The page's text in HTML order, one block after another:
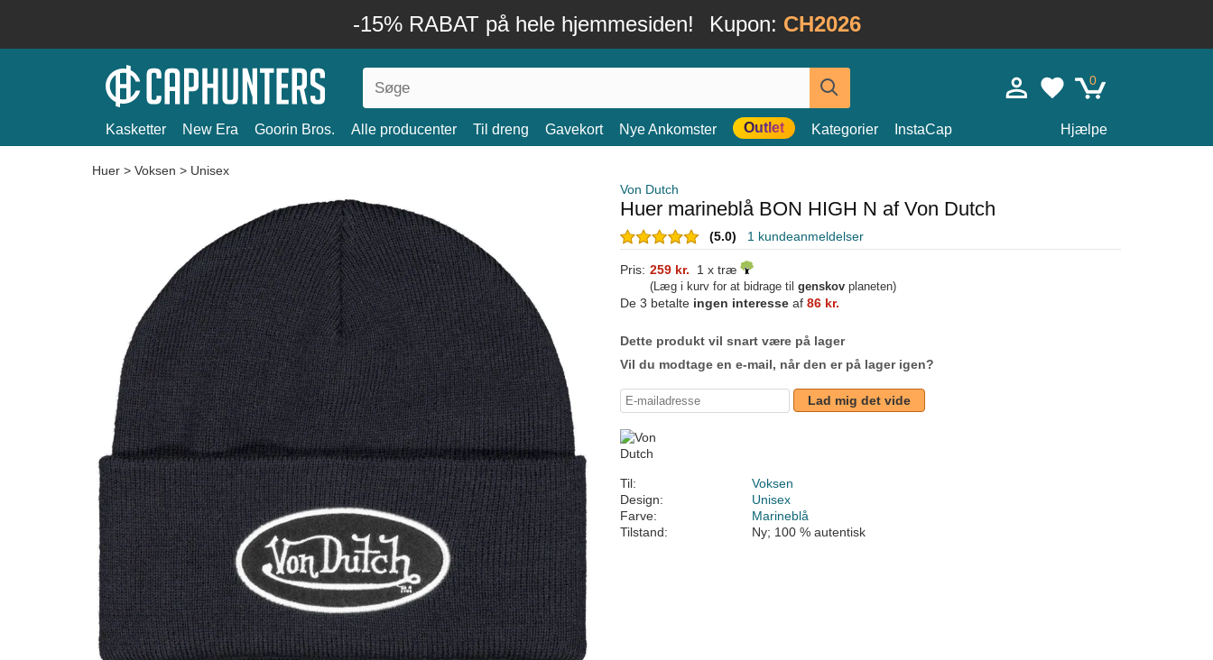
-15% RABAT på hele hjemmesiden! Kupon: CH2026
0
Kasketter New Era Goorin Bros. Alle producenter Til dreng Gavekort Nye Ankomster Outlet Kategorier InstaCap Hjælpe
Huer > Voksen > Unisex
Von Dutch
Huer marineblå BON HIGH N af Von Dutch
(5.0) 1 kundeanmeldelser
Pris: 259 kr. 1 x træ
(Læg i kurv for at bidrage til genskov planeten)
De 3 betalte ingen interesse af 86 kr.
Dette produkt vil snart være på lager
Vil du modtage en e-mail, når den er på lager igen?
Lad mig det vide
Til:
Voksen
Design:
Unisex
Farve:
Marineblå
Tilstand:
Ny; 100 % autentisk